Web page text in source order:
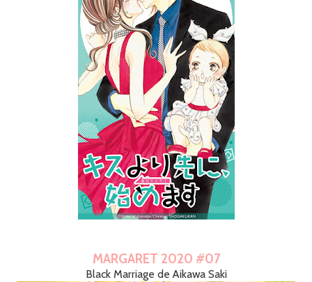
MARGARET 2020 #07
Black Marriage de Aikawa Saki